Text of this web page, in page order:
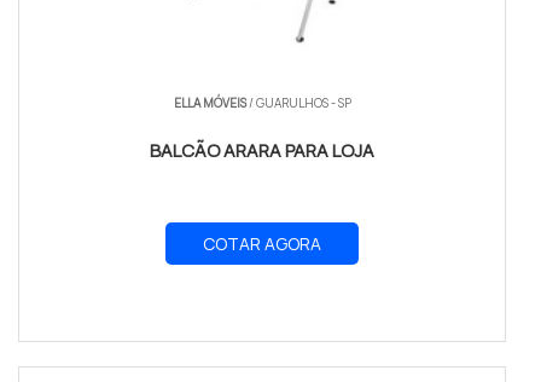
ELLA MÓVEIS/ GUARULHOS - SP
BALCÃO ARARA PARA LOJA
COTAR AGORA